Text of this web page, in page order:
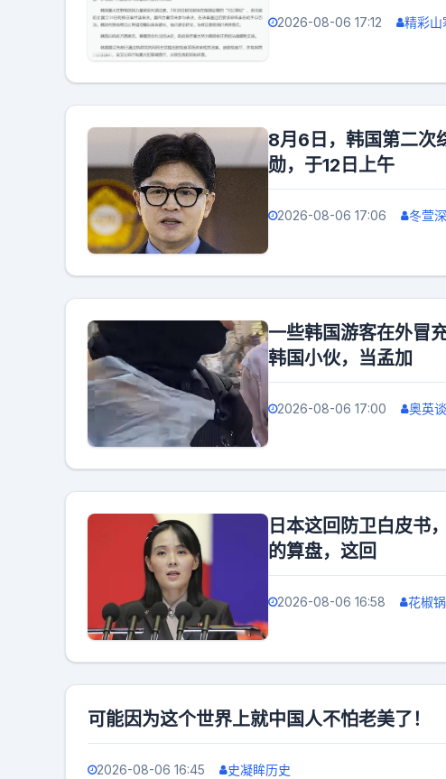
2026-08-06 17:12 精彩山
8月6日，韩国第二次
勋，于12日上午
2026-08-06 17:06 冬萱
一些韩国游客在外冒
韩国小伙，当孟加
2026-08-06 17:00 奥英
日本这回防卫白皮书
的算盘，这回
2026-08-06 16:58 花椒锅
可能因为这个世界上就中国人不怕老美了！
2026-08-06 16:45 史凝眸历史